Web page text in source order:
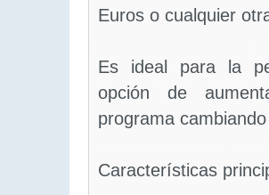
Euros o cualquier
Es ideal para la
opción de
programa
Características